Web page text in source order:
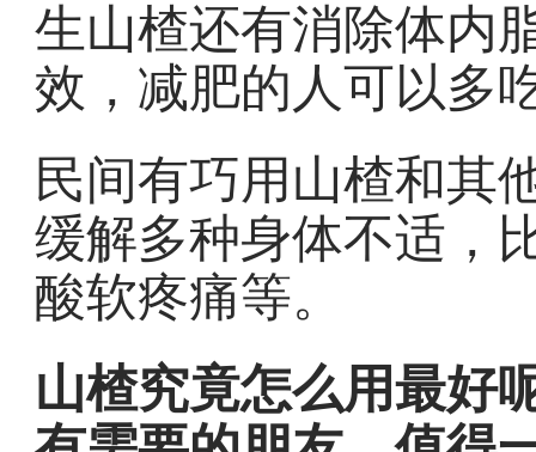
生山楂还有消除体内
效，减肥的人可以多
民间有巧用山楂和其
缓解多种身体不适，
酸软疼痛等。
山楂究竟怎么用最好